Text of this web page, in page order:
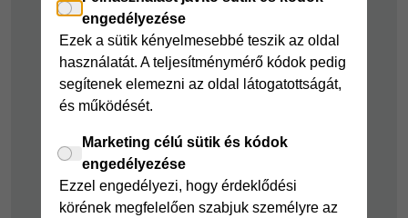
engedélyezése
Ezek a sütik kényelmesebbé teszik az oldal
használatát. A teljesítménymérő kódok pedig
segítenek elemezni az oldal látogatottságát,
és működését.
Marketing célú sütik és kódok
engedélyezése
Ezzel engedélyezi, hogy érdeklődési
körének megfelelően szabjuk személyre az
Takarékszámla
Pénzügyi Navigátor
Cofidis Bank a
Zöldebb Környezetért
Cofidis Bank a
Zöldebb Jövőért
Biztonságos
pénzügyek